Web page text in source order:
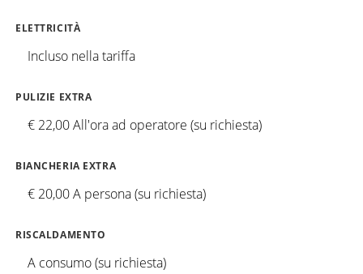
ELETTRICITÀ
Incluso nella tariffa
PULIZIE EXTRA
€ 22,00 All'ora ad operatore (su richiesta)
BIANCHERIA EXTRA
€ 20,00 A persona (su richiesta)
RISCALDAMENTO
A consumo (su richiesta)